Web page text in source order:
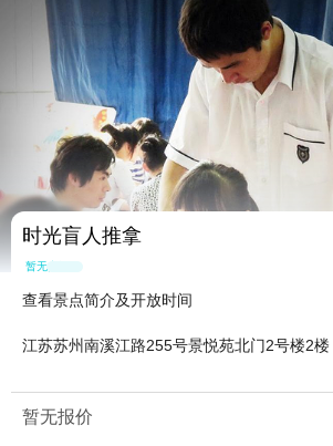
时光盲人推拿
暂无点评
查看景点简介及开放时间
江苏苏州南溪江路255号景悦苑北门2号楼2楼
暂无报价